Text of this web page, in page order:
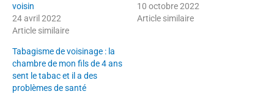
voisin
24 avril 2022
Article similaire
10 octobre 2022
Article similaire
Tabagisme de voisinage : la
chambre de mon fils de 4 ans
sent le tabac et il a des
problèmes de santé